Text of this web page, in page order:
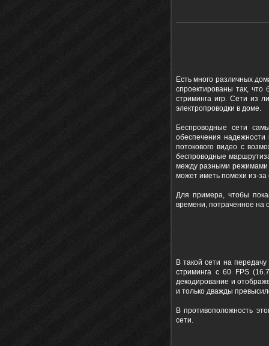
Есть много различных
спроектированы так,
стриминга игр. Сети из
электропроводки в доме.
Беспроводные сети
обеспечения надежности
потокового видео с
беспроводные
между разными режимами
может иметь помехи из-
Для примера, чтобы
времени, потраченное на
В такой сети на
стриминга с 60 FPS
декодирование и
и только дважды
В противоположность
сети.